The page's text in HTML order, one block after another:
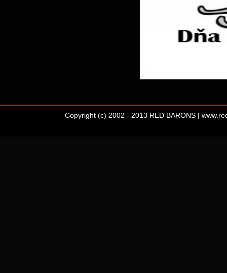
Copyright (c) 2002 - 2013 RED BARONS |